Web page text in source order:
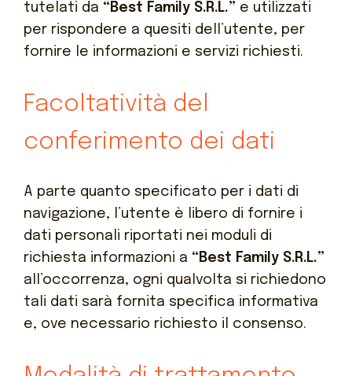
tutelati da “Best Family S.R.L.” e utilizzati
per rispondere a quesiti dell’utente, per
fornire le informazioni e servizi richiesti.
Facoltatività del
conferimento dei dati
A parte quanto specificato per i dati di
navigazione, l’utente è libero di fornire i
dati personali riportati nei moduli di
richiesta informazioni a “Best Family S.R.L.”
all’occorrenza, ogni qualvolta si richiedono
tali dati sarà fornita specifica informativa
e, ove necessario richiesto il consenso.